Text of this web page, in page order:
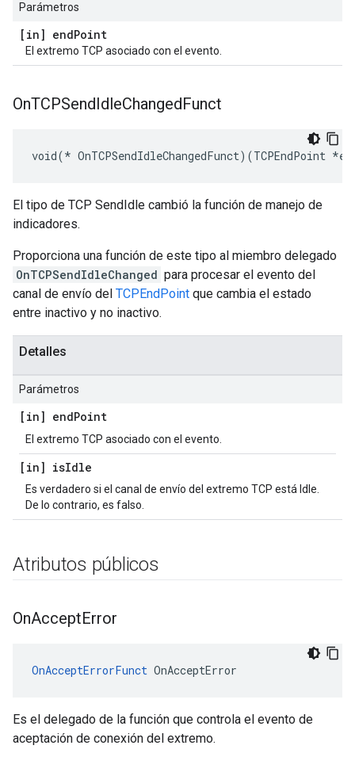
Parámetros
[in] endPoint
El extremo TCP asociado con el evento.
OnTCPSendIdleChangedFunct
void(* OnTCPSendIdleChangedFunct)(TCPEndPoint
El tipo de TCP SendIdle cambió la función de manejo de
indicadores.
Proporciona una función de este tipo al miembro delegado
OnTCPSendIdleChanged para procesar el evento del
canal de envío del TCPEndPoint que cambia el estado
entre inactivo y no inactivo.
Detalles
Parámetros
[in] endPoint
El extremo TCP asociado con el evento.
[in] isIdle
Es verdadero si el canal de envío del extremo TCP está Idle.
De lo contrario, es falso.
Atributos públicos
OnAcceptError
OnAcceptErrorFunct OnAcceptError
Es el delegado de la función que controla el evento de
aceptación de conexión del extremo.